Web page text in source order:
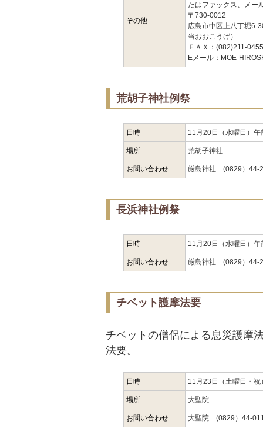
その他
たはファックス、メー
〒730-0012
広島市中区上八丁堀
当おおこうげ）
ＦＡＸ：(082)211-0455
Eメール：MOE-
荒胡子神社例祭
日時 11月20日（水曜日）午
場所 荒胡子神社
お問い合わせ 厳島神社 (0829）44-
長浜神社例祭
日時 11月20日（水曜日）午
お問い合わせ 厳島神社 (0829）44-
チベット護摩法要
チベットの僧侶による息災護摩
法要。
日時 11月23日（土曜日・祝
場所 大聖院
お問い合わせ 大聖院 (0829）44-